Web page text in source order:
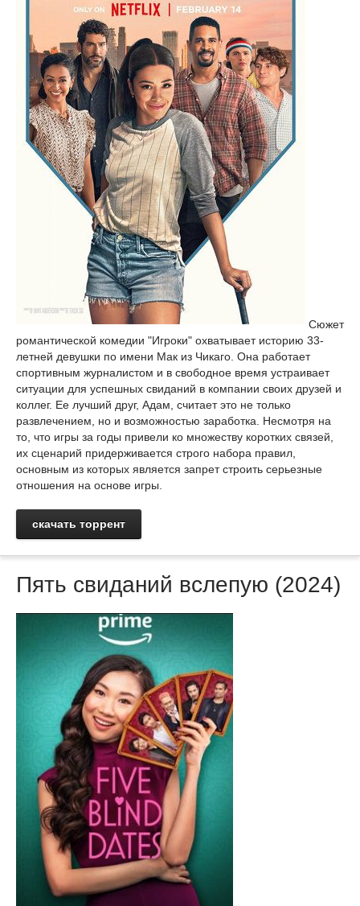
Сюжет
романтической комедии "Игроки" охватывает историю 33-
летней девушки по имени Мак из Чикаго. Она работает
спортивным журналистом и в свободное время устраивает
ситуации для успешных свиданий в компании своих друзей и
коллег. Ее лучший друг, Адам, считает это не только
развлечением, но и возможностью заработка. Несмотря на
то, что игры за годы привели ко множеству коротких связей,
их сценарий придерживается строго набора правил,
основным из которых является запрет строить серьезные
отношения на основе игры.
скачать торрент
Пять свиданий вслепую (2024)